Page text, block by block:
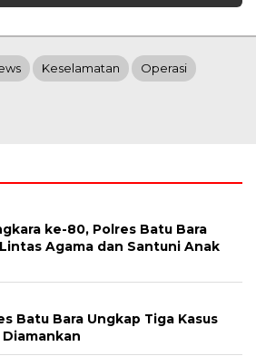
Keselamatan Operasi
ke-80, Polres Batu Bara
Agama dan Santuni Anak
Batu Bara Ungkap Tiga Kasus
Diamankan